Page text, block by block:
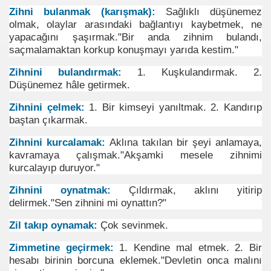
Zihni bulanmak (karışmak): Sağlıklı düşünemez
olmak, olaylar arasındaki bağlantıyı kaybetmek, ne
yapacağını şaşırmak."Bir anda zihnim bulandı,
saçmalamaktan korkup konuşmayı yarıda kestim."
Zihnini bulandırmak: 1. Kuşkulandırmak. 2.
Düşünemez hâle getirmek.
Zihnini çelmek: 1. Bir kimseyi yanıltmak. 2. Kandırıp
baştan çıkarmak.
Zihnini kurcalamak: Aklına takılan bir şeyi anlamaya,
kavramaya çalışmak."Akşamki mesele zihnimi
kurcalayıp duruyor."
Zihnini oynatmak: Çıldırmak, aklını yitirip
delirmek."Sen zihnini mi oynattın?"
Zil takıp oynamak: Çok sevinmek.
Zimmetine geçirmek: 1. Kendine mal etmek. 2. Bir
hesabı birinin borcuna eklemek."Devletin onca malını